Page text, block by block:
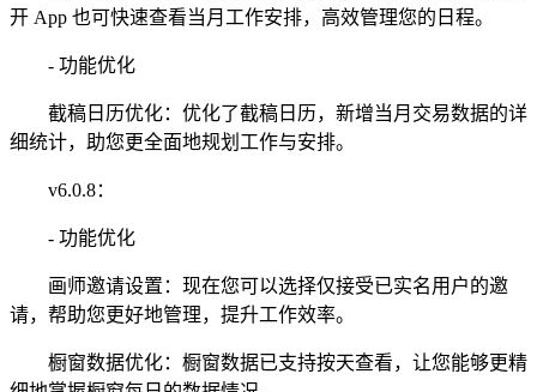
开 App 也可快速查看当月工作安排，高效管理您的日程。
- 功能优化
截稿日历优化：优化了截稿日历，新增当月交易数据的详
细统计，助您更全面地规划工作与安排。
v6.0.8：
- 功能优化
画师邀请设置：现在您可以选择仅接受已实名用户的邀
请，帮助您更好地管理，提升工作效率。
橱窗数据优化：橱窗数据已支持按天查看，让您能够更精